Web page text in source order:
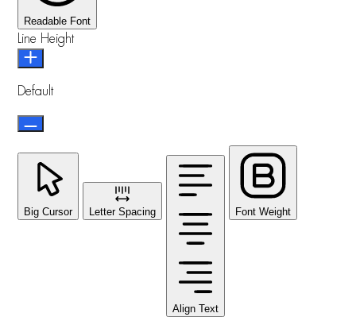
Readable Font
Line Height
Default
Big Cursor Letter Spacing
Align Text
Font Weight